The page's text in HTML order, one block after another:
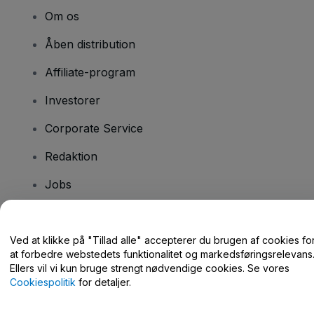
Om os
Åben distribution
Affiliate-program
Investorer
Corporate Service
Redaktion
Jobs
Har du spørgsmål?
Hjælpecenter / Kontakt os
Ved at klikke på "Tillad alle" accepterer du brugen af cookies
at forbedre webstedets funktionalitet og markedsføringsrelevans.
Ellers vil vi kun bruge strengt nødvendige cookies. Se vores
Cookiespolitik for detaljer.